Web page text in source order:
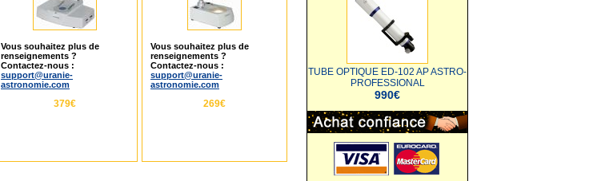
Vous souhaitez plus de
renseignements ?
Contactez-nous :
support@uranie-
astronomie.com
379€
Vous souhaitez plus de
renseignements ?
Contactez-nous :
support@uranie-
astronomie.com
269€
TUBE OPTIQUE ED-102 AP ASTRO-
PROFESSIONAL
990€